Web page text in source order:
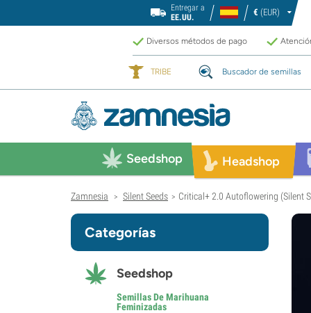
Entregar a
EE.UU.
€ (EUR)
Diversos métodos de pago
TRIBE Buscador de semillas
Seedshop Headshop
Zamnesia > Silent Seeds > Critical+ 2.0 Autoflowering (Silent
Categorías
Seedshop
Semillas De Marihuana
Feminizadas